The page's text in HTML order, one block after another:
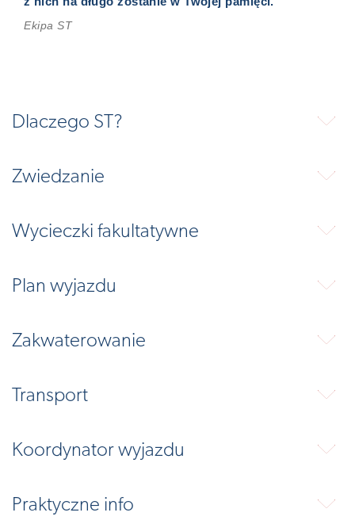
Ekipa ST
Dlaczego ST? ⬇
Zwiedzanie ⬇
Wycieczki fakultatywne ⬇
Plan wyjazdu ⬇
Zakwaterowanie ⬇
Transport ⬇
Koordynator wyjazdu ⬇
Praktyczne info ⬇